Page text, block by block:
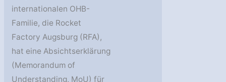
internationalen OHB-
Familie, die Rocket
Factory Augsburg (RFA),
hat eine Absichtserklärung
(Memorandum of
Understanding, MoU) für